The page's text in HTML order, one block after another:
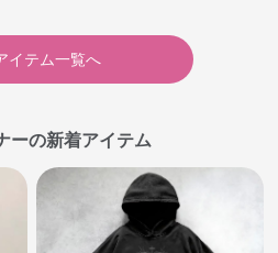
イテム一覧へ
ーの新着アイテム